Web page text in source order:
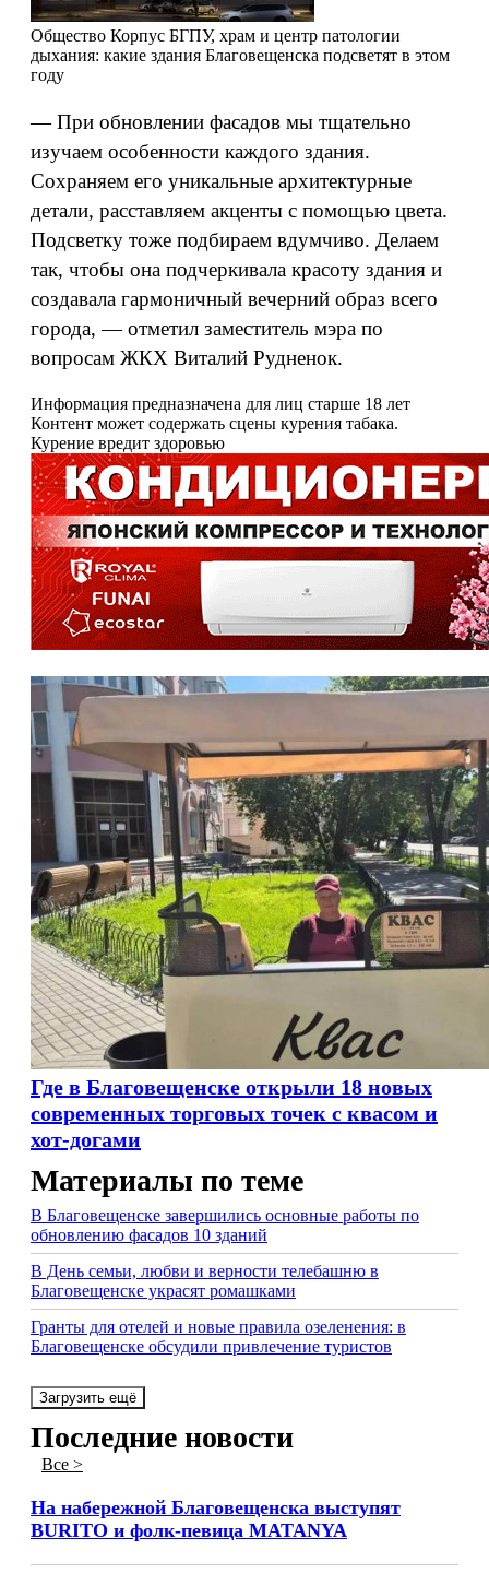
Общество Корпус БГПУ, храм и центр патологии
дыхания: какие здания Благовещенска подсветят в этом
году
— При обновлении фасадов мы тщательно
изучаем особенности каждого здания.
Сохраняем его уникальные архитектурные
детали, расставляем акценты с помощью цвета.
Подсветку тоже подбираем вдумчиво. Делаем
так, чтобы она подчеркивала красоту здания и
создавала гармоничный вечерний образ всего
города, — отметил заместитель мэра по
вопросам ЖКХ Виталий Рудненок.
Информация предназначена для лиц старше 18 лет
Контент может содержать сцены курения табака.
Курение вредит здоровью
Где в Благовещенске открыли 18 новых
современных торговых точек с квасом и
хот-догами
Материалы по теме
В Благовещенске завершились основные работы по
обновлению фасадов 10 зданий
В День семьи, любви и верности телебашню в
Благовещенске украсят ромашками
Гранты для отелей и новые правила озеленения: в
Благовещенске обсудили привлечение туристов
Загрузить ещё
Последние новости
Все >
На набережной Благовещенска выступят
BURITO и фолк-певица MATANYA